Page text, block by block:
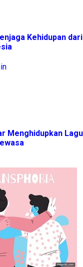
Kehidupan
Menghidupkan